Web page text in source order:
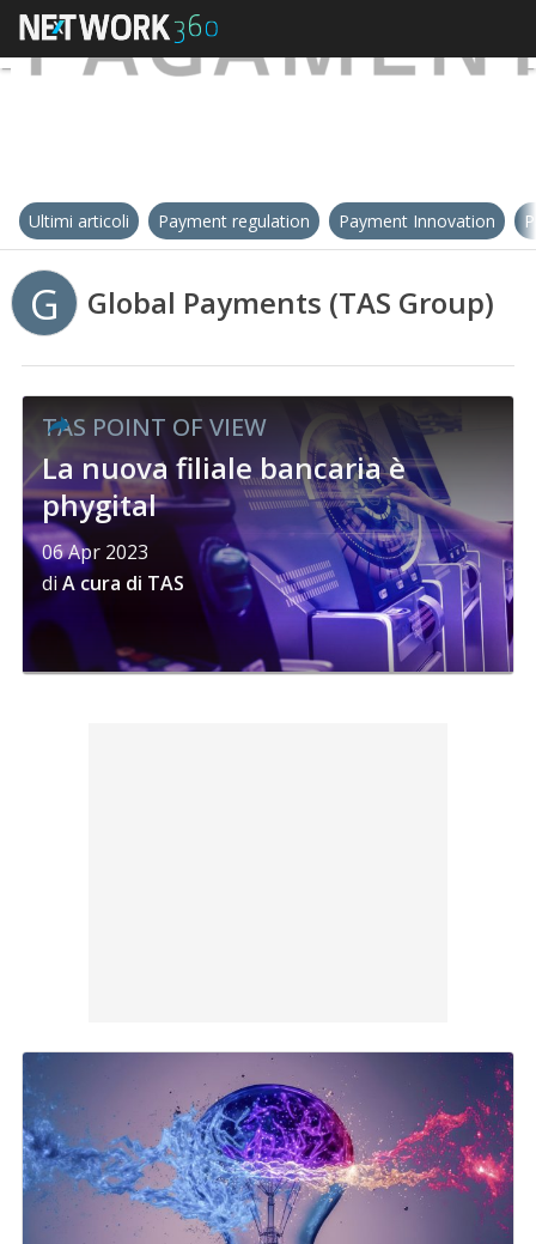
Ultimi articoli Payment regulation Payment Innovation
G Global Payments (TAS Group)
TAS POINT OF VIEW
La nuova filiale bancaria è
phygital
06 Apr 2023
diA cura di TAS